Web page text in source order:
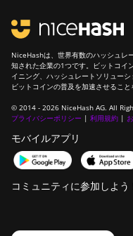
NiceHashは、世界有数のハッシュレ
知された企業の1つです。ビットコイ
イニング、ハッシュレートソリュー
ビットコインの普及を加速させること
© 2014 - 2026 NiceHash AG. All
プライバシーポリシー | 利用規約 |
モバイルアプリ
コミュニティに参加しよう